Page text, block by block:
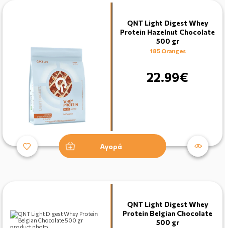
QNT Light Digest Whey
Protein Hazelnut Chocolate
500 gr
185 Oranges
22.99€
Αγορά
QNT Light Digest Whey
Protein Belgian Chocolate
500 gr